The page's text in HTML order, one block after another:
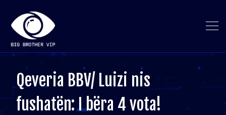
Qeveria BBV/ Luizi nis
fushatën: I bëra 4 vota!